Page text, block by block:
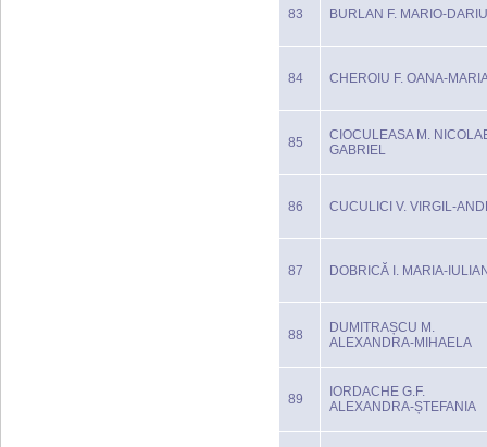
83 BURLAN F. MARIO-
84 CHEROIU F. OANA-
85
CIOCULEASA M.
GABRIEL
86 CUCULICI V. VIRGIL-
87 DOBRICĂ I. MARIA-
88
DUMITRAȘCU M.
ALEXANDRA-MIHAELA
89
IORDACHE G.F.
ALEXANDRA-ȘTEFANIA